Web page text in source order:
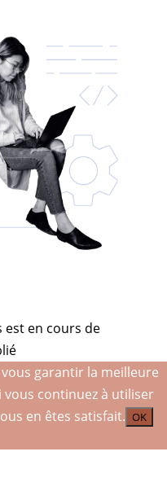
est en cours de
garantir la meilleure
vous continuez à utiliser
en êtes satisfait. OK